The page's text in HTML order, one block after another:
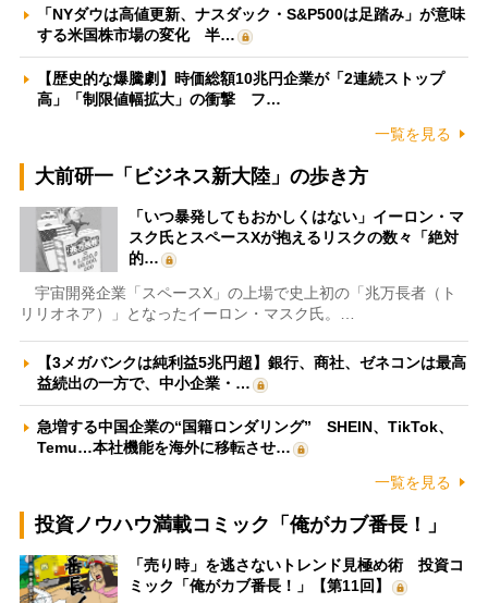
「NYダウは高値更新、ナスダック・S&P500は足踏み」が意味
する米国株市場の変化 半…
【歴史的な爆騰劇】時価総額10兆円企業が「2連続ストップ
高」「制限値幅拡大」の衝撃 フ…
一覧を見る
大前研一「ビジネス新大陸」の歩き方
「いつ暴発してもおかしくはない」イーロン・マ
スク氏とスペースXが抱えるリスクの数々「絶対
的…
宇宙開発企業「スペースX」の上場で史上初の「兆万長者（ト
リリオネア）」となったイーロン・マスク氏。…
【3メガバンクは純利益5兆円超】銀行、商社、ゼネコンは最高
益続出の一方で、中小企業・…
急増する中国企業の“国籍ロンダリング” SHEIN、TikTok、
Temu…本社機能を海外に移転させ…
一覧を見る
投資ノウハウ満載コミック「俺がカブ番長！」
「売り時」を逃さないトレンド見極め術 投資コ
ミック「俺がカブ番長！」【第11回】